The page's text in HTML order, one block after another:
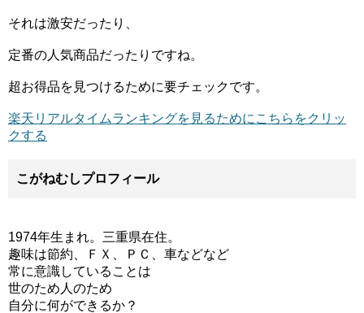
それは激安だったり、
定番の人気商品だったりですね。
超お得品を見つけるために要チェックです。
楽天リアルタイムランキングを見るためにこちらをクリッ
クする
こがねむしプロフィール
1974年生まれ。三重県在住。
趣味は節約、ＦＸ、ＰＣ、車などなど
常に意識していることは
世のため人のため
自分に何ができるか？